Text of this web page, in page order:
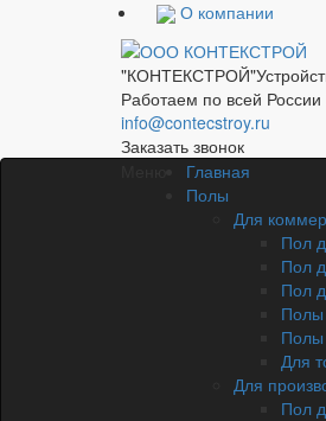
О компании
"КОНТЕКСТРОЙ"
Работаем по всей России
info@contecstroy.ru
Заказать звонок
Главная
Полы
Для
Пол
Пол
Пол
Полы
Полы
Для
Для
Пол